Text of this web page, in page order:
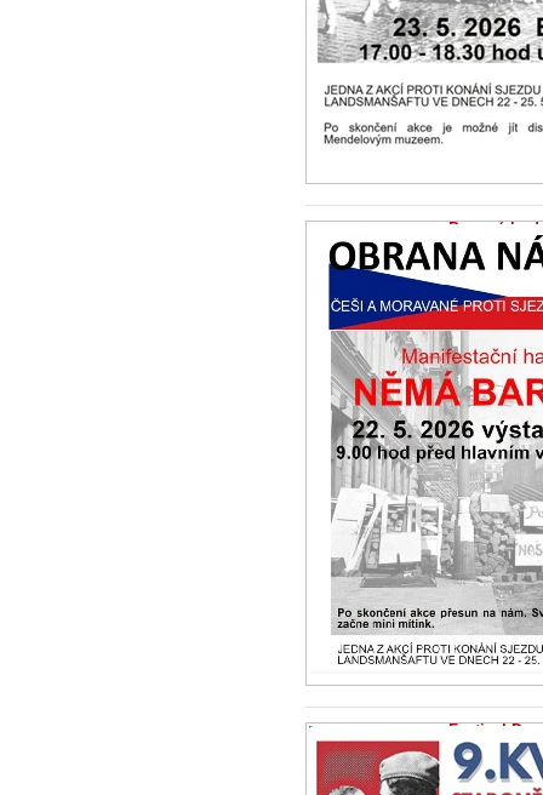
Pro své
Díky za
(odsun)...
Festival
2.5.2026 -
Program:
shromáždění